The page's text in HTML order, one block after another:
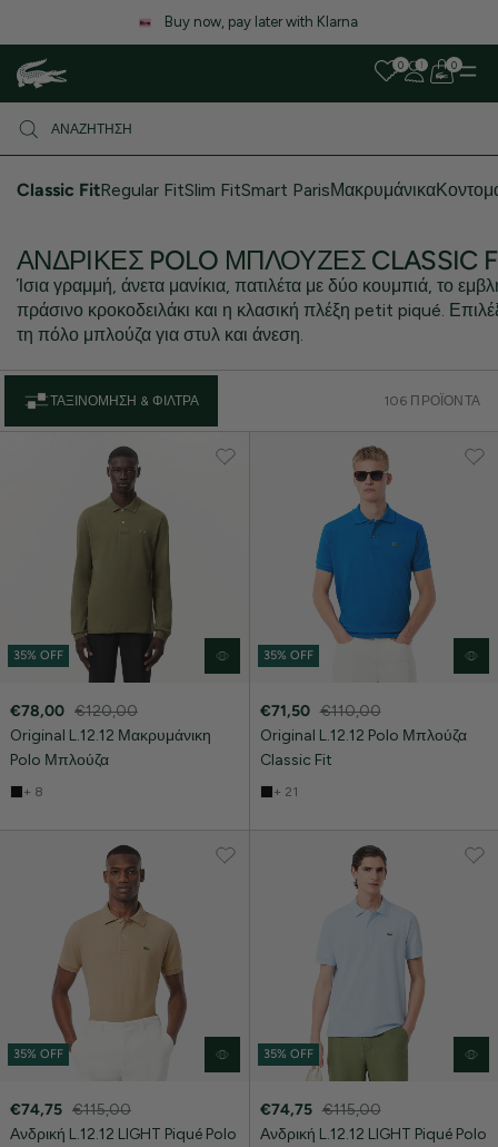
Λόγω αυξημένου όγκου παραγγελιών, ενδέχεται να υπάρξει μικρή
καθυστέρηση στις αποστολές. Σας ευχαριστούμε για την υπομονή σας!
0 0
Classic FitRegular FitSlim FitSmart ParisΜακρυμάνικα
ΑΝΔΡΙΚΈΣ POLO ΜΠΛΟΎΖΕΣ CLASSIC
Ίσια γραμμή, άνετα μανίκια, πατιλέτα με δύο κουμπιά, το
πράσινο κροκοδειλάκι και η κλασική πλέξη petit piqué.
τη πόλο μπλούζα για στυλ και άνεση.
ΤΑΞΙΝΌΜΗΣΗ & ΦΊΛΤΡΑ 106 ΠΡΟΪΌΝΤΑ
35% OFF
€78,00 €120,00
Original L.12.12 Μακρυμάνικη
Polo Μπλούζα
+ 8
35% OFF
€71,50 €110,00
Original L.12.12 Polo Μπλούζα
Classic Fit
+ 21
35% OFF
€74,75 €115,00
Ανδρική L.12.12 LIGHT Piqué Polo
35% OFF
€74,75 €115,00
Ανδρική L.12.12 LIGHT Piqué Polo